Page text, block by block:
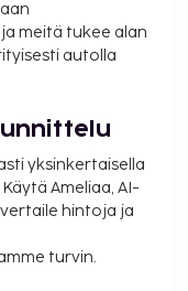
paikan päällä
sisältyä
1000 THB
meille
300 THB
meitä tukee alan
autolla
yksinkertaisella
Ameliaa, AI-
hintoja ja
turvin.